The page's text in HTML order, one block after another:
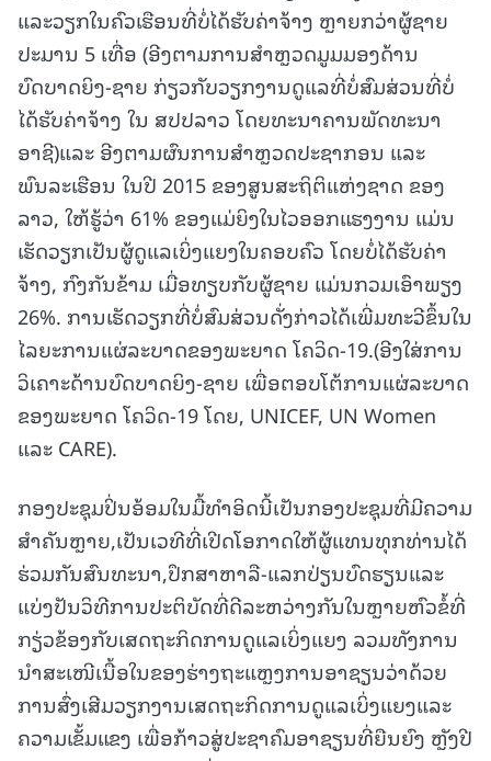
ແລະວຽກໃນຄົວເຮືອນທີ່ບໍ່ໄດ້ຮັບຄ່າຈ້າງ ຫຼາຍກວ່າຜູ້ຊາຍ
ປະມານ 5 ເທື່ອ (ອີງຕາມການສໍາຫຼວດມູມມອງດ້ານ
ບົດບາດຍິງ-ຊາຍ ກ່ຽວກັບວຽກງານດູແລທີ່ບໍ່ສົມສ່ວນທີ່ບໍ່
ໄດ້ຮັບຄ່າຈ້າງ ໃນ ສປປລາວ ໂດຍທະນາຄານພັດທະນາ
ອາຊີ)ແລະ ອີງຕາມຜົນການສໍາຫຼວດປະຊາກອນ ແລະ
ພົນລະເຮືອນ ໃນປີ 2015 ຂອງສູນສະຖິຕິແຫ່ງຊາດ ຂອງ
ລາວ, ໃຫ້ຮູ້ວ່າ 61% ຂອງແມ່ຍິງໃນໄວອອກແຮງງານ ແມ່ນ
ເຮັດວຽກເປັນຜູ້ດູແລເບິ່ງແຍງໃນຄອບຄົວ ໂດຍບໍ່ໄດ້ຮັບຄ່າ
ຈ້າງ, ກົງກັນຂ້າມ ເມື່ອທຽບກັບຜູ້ຊາຍ ແມ່ນກວມເອົາພຽງ
26%. ການເຮັດວຽກທີ່ບໍ່ສົມສ່ວນດັ່ງກ່າວໄດ້ເພີ່ມທະວີຂຶ້ນໃນ
ໄລຍະການແຜ່ລະບາດຂອງພະຍາດ ໂຄວິດ-19.(ອີງໃສ່ການ
ວິເຄາະດ້ານບົດບາດຍິງ-ຊາຍ ເພື່ອຕອບໂຕ້ການແຜ່ລະບາດ
ຂອງພະຍາດ ໂຄວິດ-19 ໂດຍ, UNICEF, UN Women
ແລະ CARE).
ກອງປະຊຸມປິ່ນອ້ອມໃນມື້ທໍາອິດນີ້ເປັນກອງປະຊຸມທີ່ມີຄວາມ
ສໍາຄັນຫຼາຍ,ເປັນເວທີທີ່ເປີດໂອກາດໃຫ້ຜູ້ແທນທຸກທ່ານໄດ້
ຮ່ວມກັນສົນທະນາ,ປຶກສາຫາລື-ແລກປ່ຽນບົດຮຽນແລະ
ແບ່ງປັນວິທີການປະຕິບັດທີ່ດີລະຫວ່າງກັນໃນຫຼາຍຫົວຂໍ້ທີ່
ກຽ່ວຂ້ອງກັບເສດຖະກິດການດູແລເບິ່ງແຍງ ລວມທັງການ
ນໍາສະເໜີເນື້ອໃນຂອງຮ່າງຖະແຫຼງການອາຊຽນວ່າດ້ວຍ
ການສົ່ງເສີມວຽກງານເສດຖະກິດການດູແລເບິ່ງແຍງແລະ
ຄວາມເຂັ້ມແຂງ ເພື່ອກ້າວສູ່ປະຊາຄົມອາຊຽນທີ່ຍືນຍົງ ຫຼັງປີ